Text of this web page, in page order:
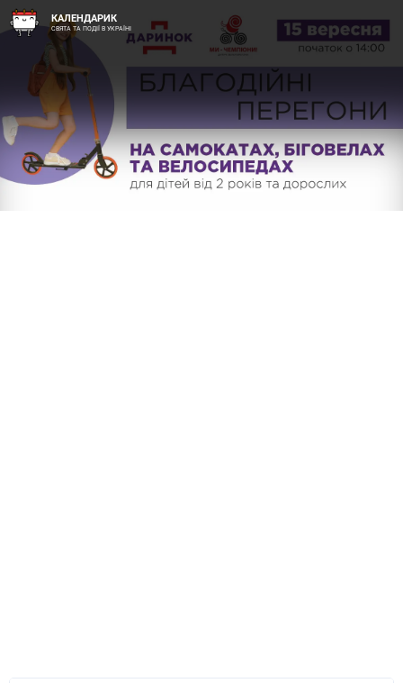
КАЛЕНДАРИК
СВЯТА ТА ПОДІЇ В УКРАЇНІ